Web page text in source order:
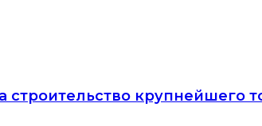
крупнейшего